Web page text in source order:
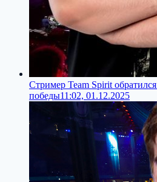
Стример Team Spirit
победы11:02, 01.12.2025